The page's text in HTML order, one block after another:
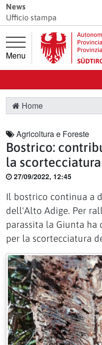
Vai direttamente alla
Vai al contenuto principale
News
Ufficio stampa
Menu
Home
Agricoltura e Foreste
Bostrico:
la
27/09/2022, 12:45
Il bostrico continua a
dell'Alto Adige. Per
parassita la Giunta ha
per la scortecciatura